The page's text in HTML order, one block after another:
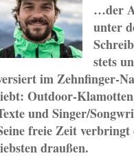
…der
unter
stets
im Zehnfinger-
Outdoor-
und Singer/
freie Zeit verbringt
draußen.